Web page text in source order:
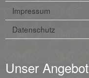
Impressum
Datenschutz
Unser Angebot